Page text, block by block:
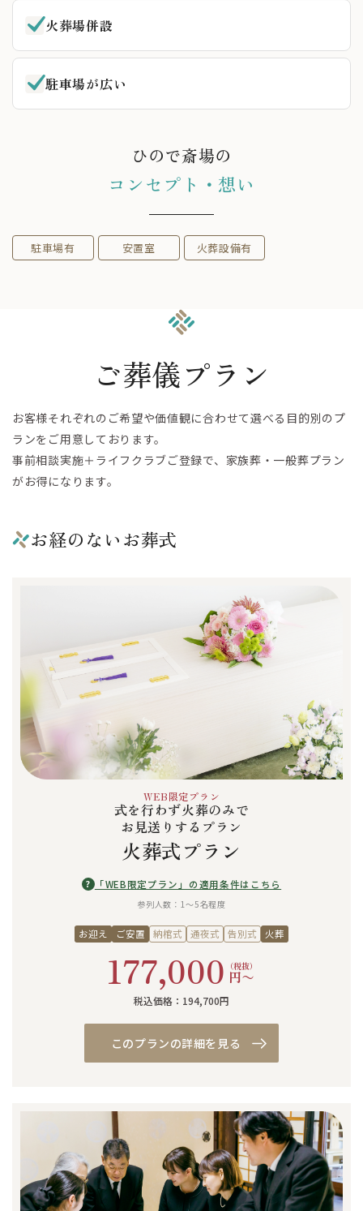
火葬場併設
駐車場が広い
ひので斎場の
コンセプト・想い
駐車場有 安置室 火葬設備有
ご葬儀プラン
お客様それぞれのご希望や価値観に合わせて選べる目的別のプ
ランをご用意しております。
事前相談実施＋ライフクラブご登録で、家族葬・一般葬プラン
がお得になります。
お経のないお葬式
WEB限定プラン
式を行わず火葬のみで
お見送りするプラン
火葬式プラン
? 「WEB限定プラン」の適用条件はこちら
参列人数：1〜5名程度
お迎え ご安置 納棺式 通夜式 告別式 火葬
177,000 （税抜）
円〜
税込価格：194,700円
このプランの詳細を見る